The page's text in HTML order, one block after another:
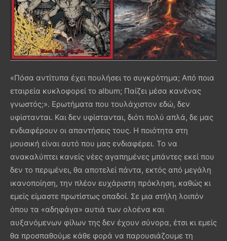
«Πόσα αντίτυπα έχει πουλήσει το συγκρότημα; Από ποια
εταιρεία κυκλοφορεί το album; Παίζει μέσα κανένας
γνωστός;». Ερωτήματα που τουλάχιστον εδώ, δεν
υφίστανται. Και δεν υφίστανται, διότι πολύ απλά, δε μας
ενδιαφέρουν οι απαντήσεις τους. Η ποιότητα στη
μουσική είναι αυτό που μας ενδιαφέρει. Το να
ανακαλύπτει κανείς νέες αγαπημένες μπάντες εκεί που
δεν το περιμένει, θα αποτελεί πάντα, εκτός από μεγάλη
ικανοποίηση, την πλέον ευχάριστη πρόκληση, καθώς κι
εμείς είμαστε πρωτίστως οπαδοί. Σε μια στήλη λοιπόν
όπου τα «αδηφάγα» αυτιά των ολοένα και
αυξανόμενων φίλων της δεν έχουν σύνορα, έτσι κι εμείς
θα προσπαθούμε κάθε φορά να παρουσιάζουμε τη